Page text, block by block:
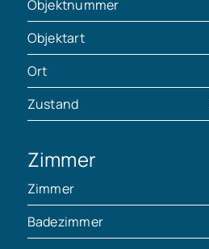
Objektnummer
Objektart
Ort
Zustand
Zimmer
Zimmer
Badezimmer